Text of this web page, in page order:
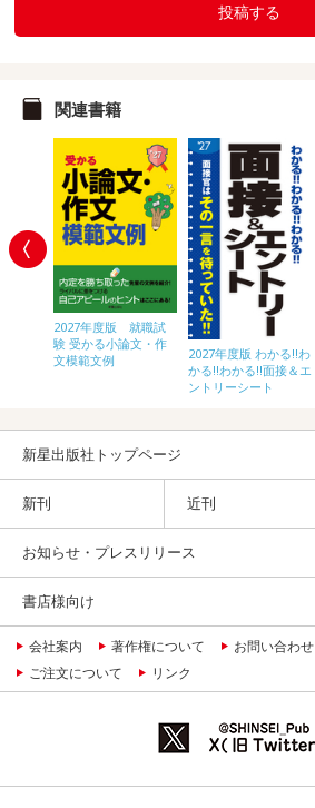
投稿する
関連書籍
2027年度版 就職試
験 受かる小論文・作
文模範文例
2027年度版 わかる!!わ
かる!!わかる!!面接＆エ
ントリーシート
新星出版社トップページ
新刊 近刊
お知らせ・プレスリリース
書店様向け
会社案内 著作権について お問い合わせ
ご注文について
リンク